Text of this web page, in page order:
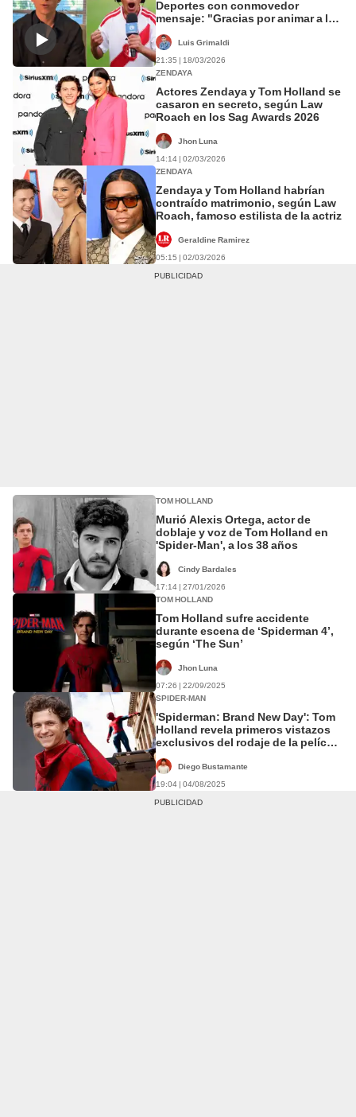
Deportes con conmovedor
mensaje: "Gracias por animar a la
Luis Grimaldi
21:35 | 18/03/2026
ZENDAYA
Actores Zendaya y Tom Holland se
casaron en secreto, según Law
Roach en los Sag Awards 2026
Jhon Luna
14:14 | 02/03/2026
ZENDAYA
Zendaya y Tom Holland habrían
contraído matrimonio, según Law
Roach, famoso estilista de la actriz
Geraldine Ramirez
05:15 | 02/03/2026
TOM HOLLAND
Murió Alexis Ortega, actor de
doblaje y voz de Tom Holland en
'Spider-Man', a los 38 años
Cindy Bardales
17:14 | 27/01/2026
TOM HOLLAND
Tom Holland sufre accidente
durante escena de ‘Spiderman 4’,
según ‘The Sun’
Jhon Luna
07:26 | 22/09/2025
SPIDER-MAN
'Spiderman: Brand New Day': Tom
Holland revela primeros vistazos
exclusivos del rodaje de la película
Diego Bustamante
19:04 | 04/08/2025